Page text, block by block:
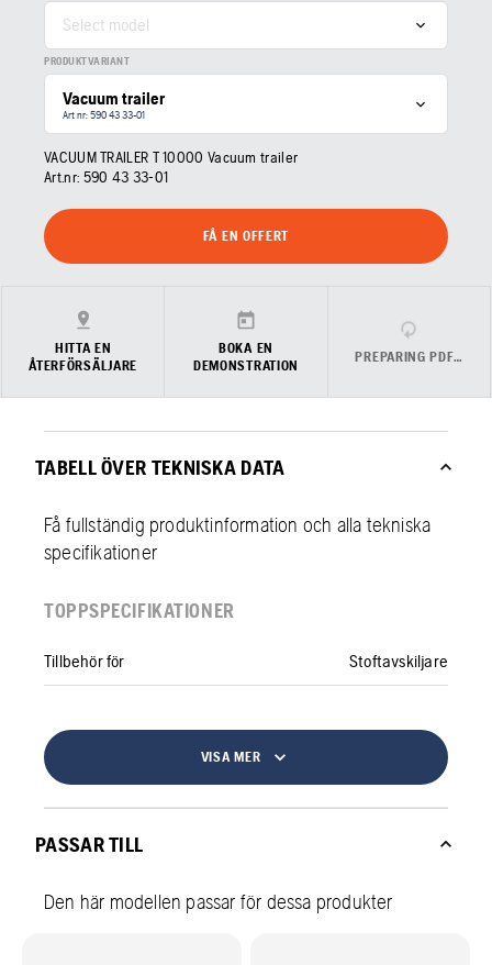
Select model
PRODUKTVARIANT
Vacuum trailer
Art nr: 590 43 33‑01
VACUUM TRAILER T 10000 Vacuum trailer
Art.nr: 590 43 33‑01
FÅ EN OFFERT
HITTA EN
ÅTERFÖRSÄLJARE
BOKA EN
DEMONSTRATION
PREPARING PDF…
TABELL ÖVER TEKNISKA DATA
Få fullständig produktinformation och alla tekniska
specifikationer
TOPPSPECIFIKATIONER
Tillbehör för Stoftavskiljare
VISA MER
PASSAR TILL
Den här modellen passar för dessa produkter